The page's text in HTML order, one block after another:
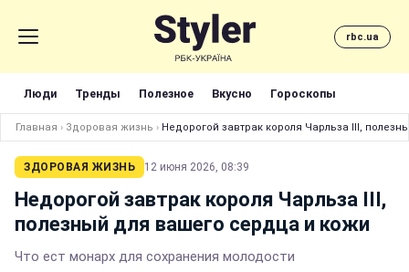
rbc.ua
Люди Тренды Полезное Вкусно Гороскопы
Главная › Здоровая жизнь › Недорогой завтрак короля Чарльза III,
ЗДОРОВАЯ ЖИЗНЬ 12 июня 2026, 08:39
Недорогой завтрак короля Чарльза III,
полезный для вашего сердца и кожи
Что ест монарх для сохранения молодости